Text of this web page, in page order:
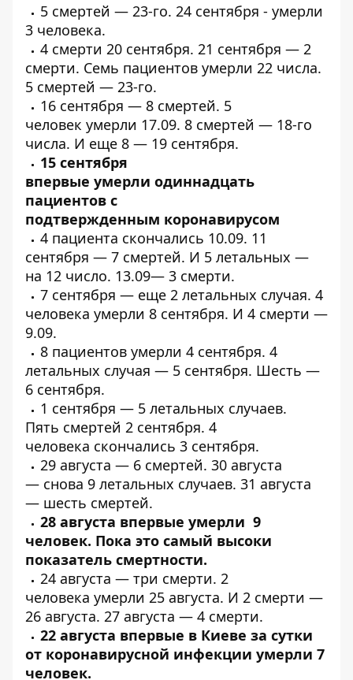
5 смертей — 23-го. 24 сентября - умерли
3 человека.
4 смерти 20 сентября. 21 сентября — 2
смерти. Семь пациентов умерли 22 числа.
5 смертей — 23-го.
16 сентября — 8 смертей. 5
человек умерли 17.09. 8 смертей — 18-го
числа. И еще 8 — 19 сентября.
15 сентября
впервые умерли одиннадцать
пациентов с
подтвержденным коронавирусом
4 пациента скончались 10.09. 11
сентября — 7 смертей. И 5 летальных —
на 12 число. 13.09— 3 смерти.
7 сентября — еще 2 летальных случая. 4
человека умерли 8 сентября. И 4 смерти —
9.09.
8 пациентов умерли 4 сентября. 4
летальных случая — 5 сентября. Шесть —
6 сентября.
1 сентября — 5 летальных случаев.
Пять смертей 2 сентября. 4
человека скончались 3 сентября.
29 августа — 6 смертей. 30 августа
— снова 9 летальных случаев. 31 августа
— шесть смертей.
28 августа впервые умерли 9
человек. Пока это самый высоки
показатель смертности.
24 августа — три смерти. 2
человека умерли 25 августа. И 2 смерти —
26 августа. 27 августа — 4 смерти.
22 августа впервые в Киеве за сутки
от коронавирусной инфекции умерли 7
человек.